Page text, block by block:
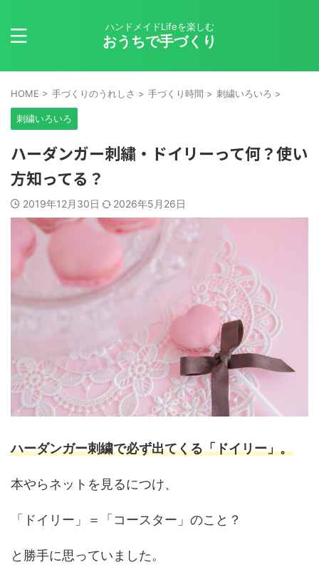
ハンドメイドLifeを楽しむ
おうちで手づくり
HOME > 手づくりのうれしさ > 手づくり時間 > 刺繍いろいろ >
刺繍いろいろ
ハーダンガー刺繍・ドイリーって何？使い
方知ってる？
2019年12月30日 2026年5月26日
ハーダンガー刺繍で必ず出てくる「ドイリー」。
本やらネットを見るにつけ、
「ドイリー」＝「コースター」のこと？
と勝手に思っていました。